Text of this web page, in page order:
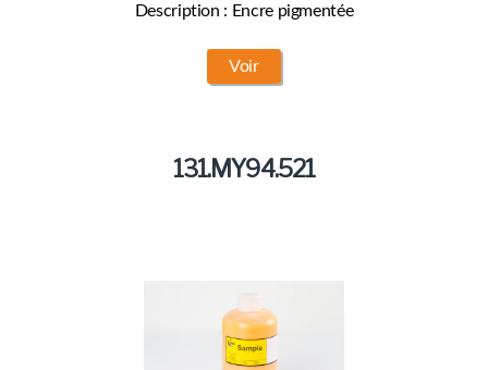
Description : Encre pigmentée
Voir
131.MY94.521